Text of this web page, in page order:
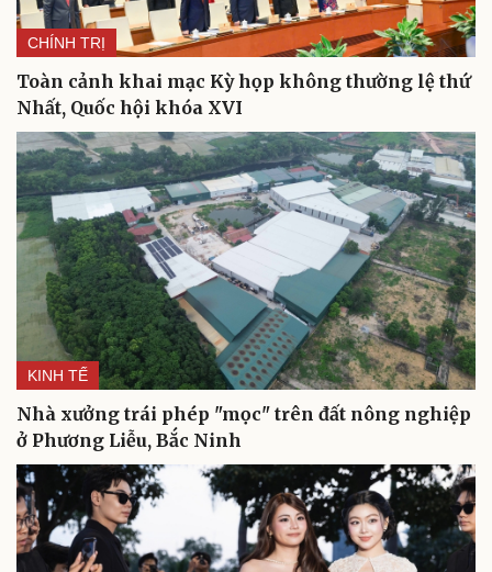
Văn hóa
Sân khấu - Điện ảnh
Văn học
Di sản
Giải trí
Nghệ sĩ
CHÍNH TRỊ
Toàn cảnh khai mạc Kỳ họp không thường lệ thứ
Nhất, Quốc hội khóa XVI
KINH TẾ
Nhà xưởng trái phép "mọc" trên đất nông nghiệp
ở Phương Liễu, Bắc Ninh